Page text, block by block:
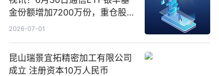
金份额增加7200万份，重仓股新
易盛、中际旭创、立讯精密
2026-07-01
昆山瑞景宜拓精密加工有限公司
成立 注册资本10万人民币